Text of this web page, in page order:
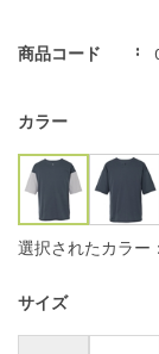
商品コード
カラー
選択されたカラー
サイズ